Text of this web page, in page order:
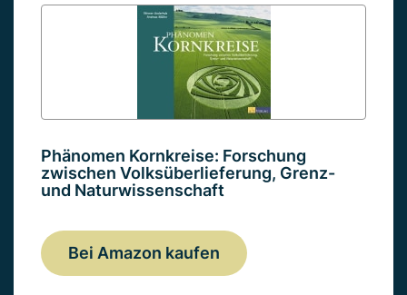
Phänomen Kornkreise: Forschung
zwischen Volksüberlieferung, Grenz-
und Naturwissenschaft
Bei Amazon kaufen